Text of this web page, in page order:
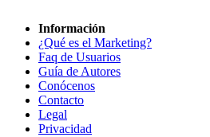
Información
¿Qué es el Marketing?
Faq de Usuarios
Guía de Autores
Conócenos
Contacto
Legal
Privacidad